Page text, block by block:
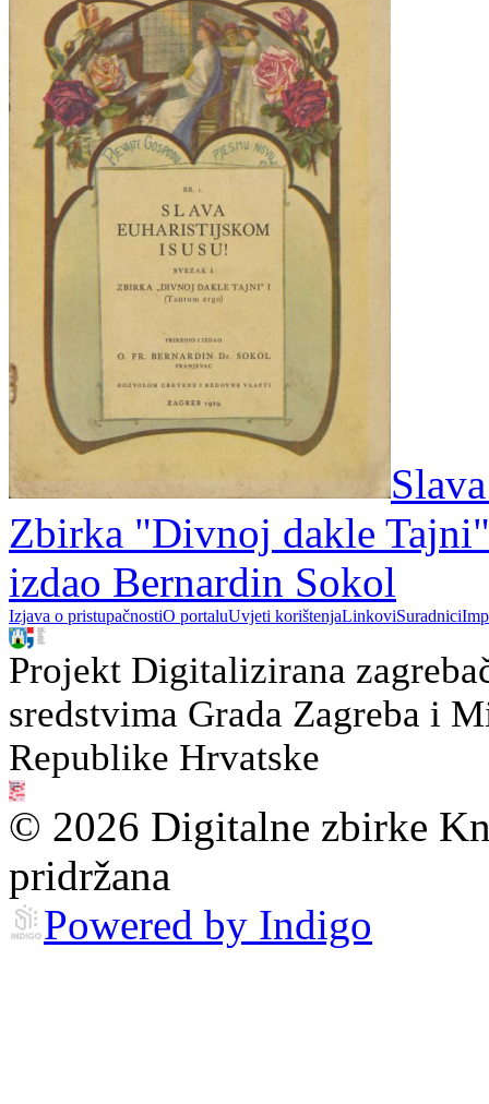
Zbirka "Divnoj dakle
izdao Bernardin Sokol
Izjava o pristupačnostiO portaluUvjeti korištenjaLinkoviSuradnici
Projekt Digitalizirana
sredstvima Grada Zagreba i
Republike Hrvatske
© 2026 Digitalne zbirke
pridržana
Powered by Indigo